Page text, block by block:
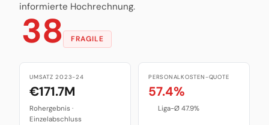
informierte Hochrechnung.
38 FRAGILE
UMSATZ 2023-24
€171.7M
Rohergebnis ·
Einzelabschluss
PERSONALKOSTEN-QUOTE
57.4%
Liga-Ø 47.9%